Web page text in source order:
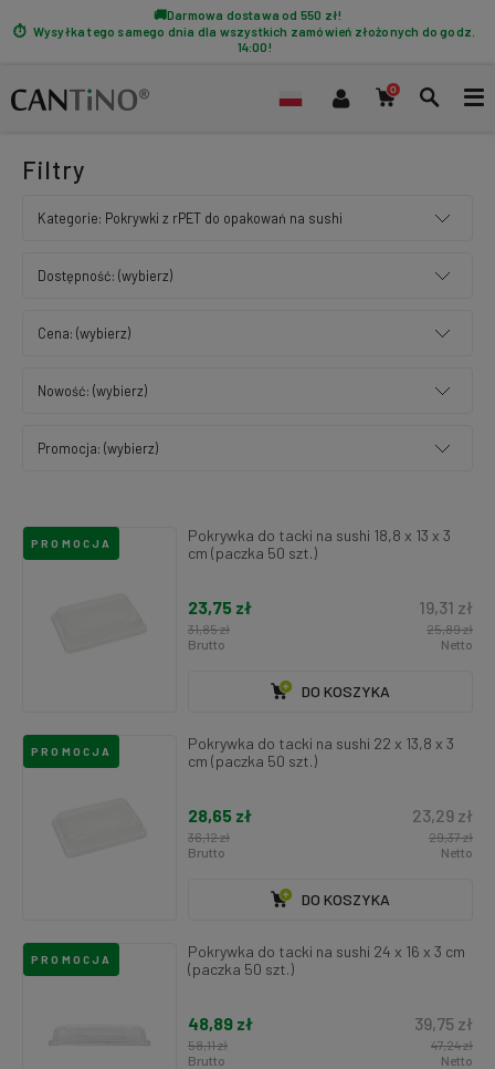
Filtry
Kategorie: Pokrywki z rPET do opakowań na sushi
Dostępność: (wybierz)
Cena: (wybierz)
Nowość: (wybierz)
Promocja: (wybierz)
Darmowa dostawa od 550 zł!
Wysyłka tego samego dnia dla wszystkich zamówień złożonych do godz.
14:00!
Pokrywka do tacki na sushi 18,8 x 13 x 3
cm (paczka 50 szt.)
23,75 zł
31,85 zł
Brutto
19,31 zł
25,89 zł
Netto
DO KOSZYKA
PROMOCJA
Pokrywka do tacki na sushi 22 x 13,8 x 3
cm (paczka 50 szt.)
28,65 zł
36,12 zł
Brutto
23,29 zł
29,37 zł
Netto
DO KOSZYKA
PROMOCJA
Pokrywka do tacki na sushi 24 x 16 x 3 cm
(paczka 50 szt.)
48,89 zł
58,11 zł
Brutto
39,75 zł
47,24 zł
Netto
PROMOCJA